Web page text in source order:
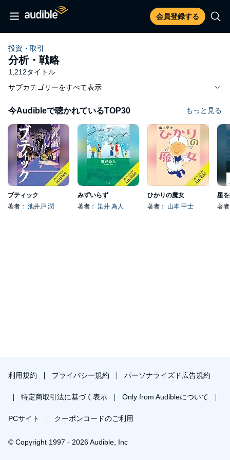
会員登録する
投資・取引
分析・戦略
1,212タイトル
サブカテゴリーをすべて表示
今Audibleで聴かれているTOP30 もっと見る
ブティック
著者： 池井戸 潤
みずいらず
著者： 染井 為人
ひかりの魔女
著者： 山本 甲士
星
著
利用規約 プライバシー規約 パーソナライズド広告規約
特定商取引法に基づく表示 Only from Audibleについて
PCサイト クーポンコードのご利用
© Copyright 1997 - 2026 Audible, Inc